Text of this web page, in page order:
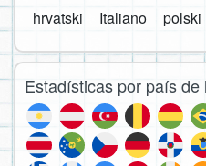
hrvatski
Italiano polski
Estadísticas por país de